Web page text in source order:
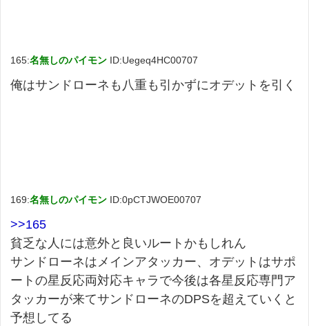
165:名無しのパイモン ID:Uegeq4HC00707
俺はサンドローネも八重も引かずにオデットを引く
169:名無しのパイモン ID:0pCTJWOE00707
>>165
貧乏な人には意外と良いルートかもしれん
サンドローネはメインアタッカー、オデットはサポ
ートの星反応両対応キャラで今後は各星反応専門ア
タッカーが来てサンドローネのDPSを超えていくと
予想してる